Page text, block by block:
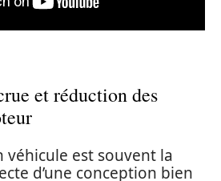
et réduction des
véhicule est souvent la
d’une conception bien